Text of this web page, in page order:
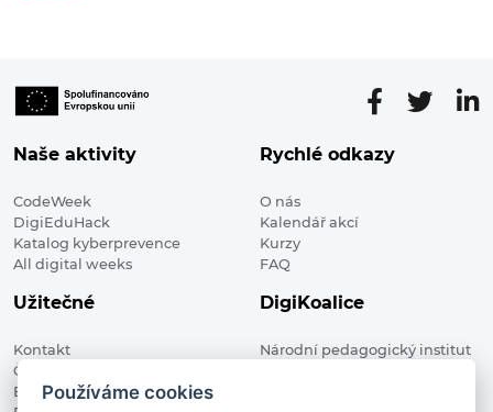
Naše aktivity
CodeWeek
DigiEduHack
Katalog kyberprevence
All digital weeks
Rychlé odkazy
O nás
Kalendář akcí
Kurzy
FAQ
Užitečné
Kontakt
Členské organizace
Blog
DigiKoalice
Národní pedagogický institut
Používáme cookies